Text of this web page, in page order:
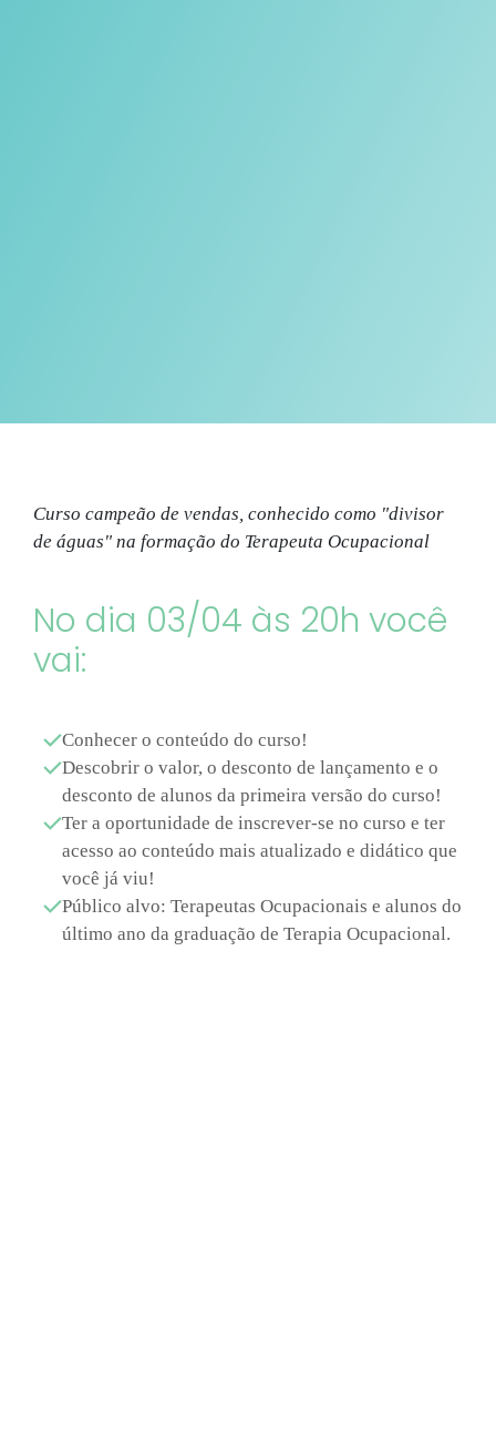
Curso campeão de vendas, conhecido como "divisor
de águas" na formação do Terapeuta Ocupacional
No dia 03/04 às 20h você
vai:
Conhecer o conteúdo do curso!
Descobrir o valor, o desconto de lançamento e o
desconto de alunos da primeira versão do curso!
Ter a oportunidade de inscrever-se no curso e ter
acesso ao conteúdo mais atualizado e didático que
você já viu!
Público alvo: Terapeutas Ocupacionais e alunos do
último ano da graduação de Terapia Ocupacional.